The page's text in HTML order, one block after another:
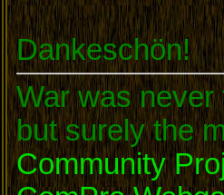
Dankeschön!
War was never
but surely the
Community